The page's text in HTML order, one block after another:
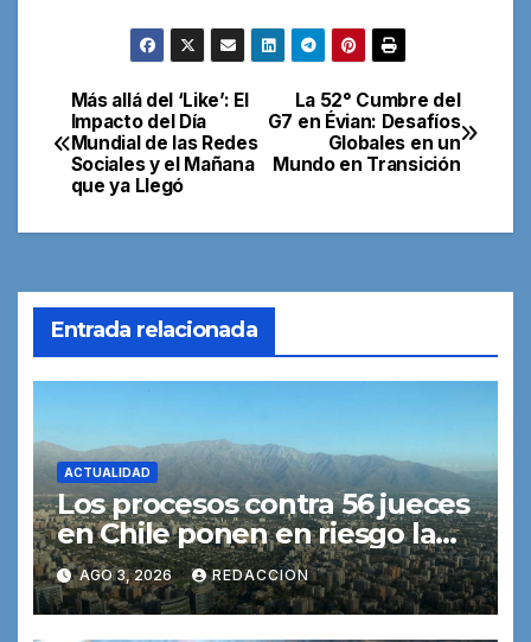
Navegación
de
entradas
La 52° Cumbre del
G7 en Évian: Desafíos
Globales en un
Mundo en Transición
Más allá del ‘Like’: El
Impacto del Día
Mundial de las Redes
Sociales y el Mañana
que ya Llegó
Entrada relacionada
ACTUALIDAD
Los procesos contra 56 jueces
en Chile ponen en riesgo la
independencia judicial,
advierte una experta
AGO 3, 2026 REDACCION